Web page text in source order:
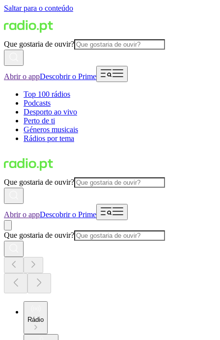
Saltar para o conteúdo
Que gostaria de ouvir?
Abrir o appDescobrir o Prime
Top 100 rádios
Podcasts
Desporto ao vivo
Perto de ti
Géneros musicais
Rádios por tema
Que gostaria de ouvir?
Abrir o appDescobrir o Prime
Que gostaria de ouvir?
Rádio